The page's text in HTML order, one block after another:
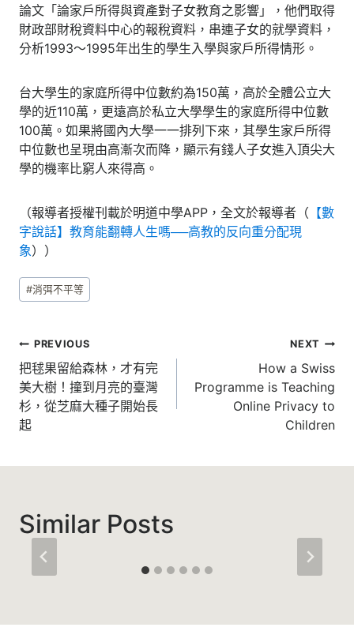
論文「論家戶所得與資產對子女教育之影響」，他們取得
財政部財稅資料中心的報稅資料，串連子女的就學資料，
分析1993～1995年出生的學生入學與家戶所得情形。
台大學生的家庭所得中位數約為150萬，高於全體公立大
學的近110萬，更遠高於私立大學學生的家庭所得中位數
100萬。如果將國內大學一一排列下來，其學生家戶所得
中位數也呈現由高漸次而降，顯示有錢人子女進入頂尖大
學的機率比窮人來得高。
（報導者授權刊載於明道中學APP，全文於報導者（ 【數
字說話】教育能翻轉人生嗎──高教的反向重分配現
象））
Post
Tags:
#消弭不平等
文
章
導
覽
PREVIOUS
把毬果留給森林，才有完
美大樹！撞到月亮的臺灣
杉，從芝麻大種子開始長
起
NEXT
How a Swiss
Programme is Teaching
Online Privacy to
Children
Similar Posts